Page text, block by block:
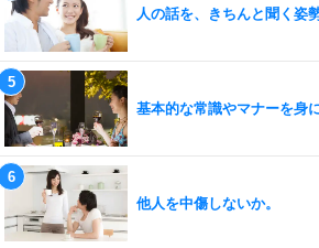
人の話を、きちんと聞く姿
基本的な常識やマナーを身
他人を中傷しないか。